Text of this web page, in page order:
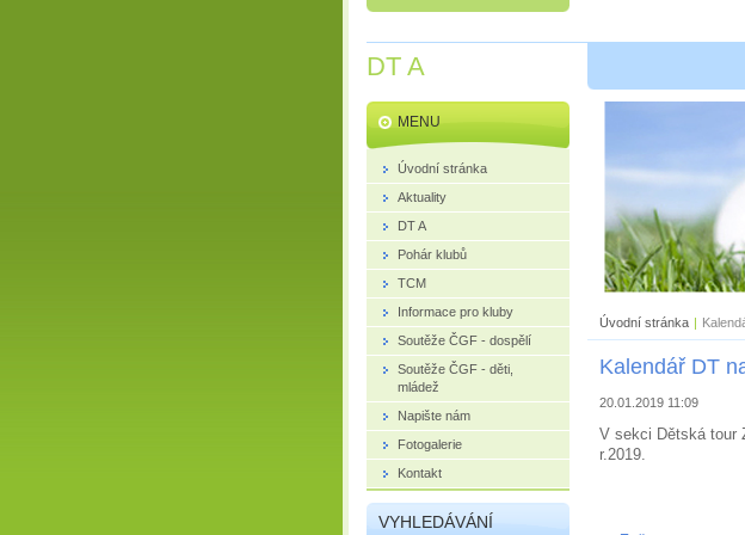
DT A
Úvodní stránka |
Kalendář DT
20.01.2019 11:09
V sekci Dětská tour
r.2019.
MENU
Úvodní stránka
Aktuality
DT A
Pohár klubů
TCM
Informace pro kluby
Soutěže ČGF - dospělí
Soutěže ČGF - děti,
mládež
Napište nám
Fotogalerie
Kontakt
VYHLEDÁVÁNÍ